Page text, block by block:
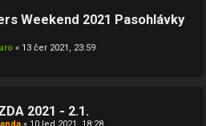
Weekend 2021 Pasohlávky
« 13 čer 2021, 23:59
2021 - 2.1.